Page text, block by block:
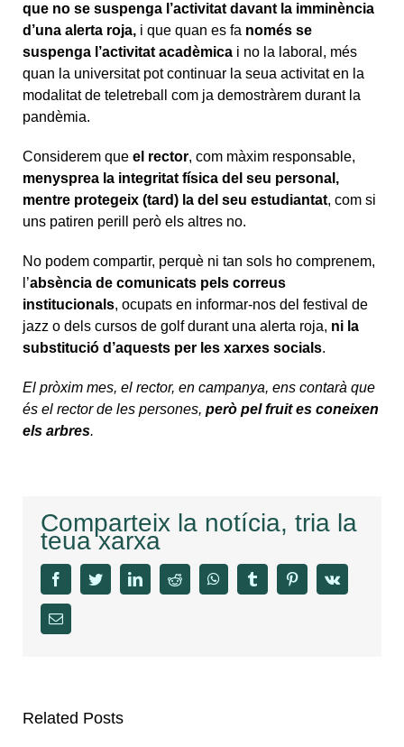
que no se suspenga l’activitat davant la imminència
d’una alerta roja, i que quan es fa només se
suspenga l’activitat acadèmica i no la laboral, més
quan la universitat pot continuar la seua activitat en la
modalitat de teletreball com ja demostràrem durant la
pandèmia.
Considerem que el rector, com màxim responsable,
menysprea la integritat física del seu personal,
mentre protegeix (tard) la del seu estudiantat, com si
uns patiren perill però els altres no.
No podem compartir, perquè ni tan sols ho comprenem,
l’absència de comunicats pels correus
institucionals, ocupats en informar-nos del festival de
jazz o dels cursos de golf durant una alerta roja, ni la
substitució d’aquests per les xarxes socials.
El pròxim mes, el rector, en campanya, ens contarà que
és el rector de les persones, però pel fruit es coneixen
els arbres.
Comparteix la notícia, tria la
teua xarxa
facebooktwitter linkedinreddit whatsapptumblr pinterestvk
Email
Related Posts